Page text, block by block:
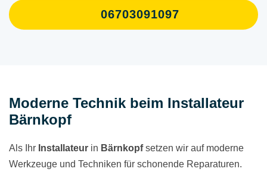
06703091097
Moderne Technik beim Installateur
Bärnkopf
Als Ihr Installateur in Bärnkopfsetzen wir auf moderne
Werkzeuge und Techniken für schonende Reparaturen.